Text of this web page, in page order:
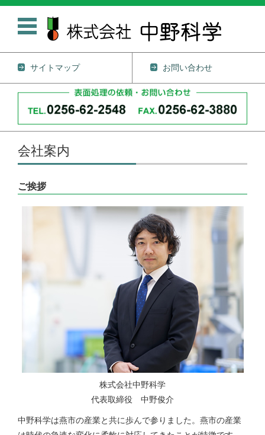
サイトマップ お問い合わせ
コンテンツに移動
会社案内
ご挨拶
株式会社中野科学
代表取締役 中野俊介
中野科学は燕市の産業と共に歩んで参りました。燕市の産業